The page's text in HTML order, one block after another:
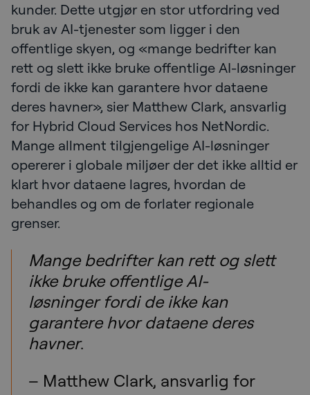
kunder. Dette utgjør en stor utfordring ved
bruk av AI-tjenester som ligger i den
offentlige skyen, og «mange bedrifter kan
rett og slett ikke bruke offentlige AI-løsninger
fordi de ikke kan garantere hvor dataene
deres havner», sier Matthew Clark, ansvarlig
for Hybrid Cloud Services hos NetNordic.
Mange allment tilgjengelige AI-løsninger
opererer i globale miljøer der det ikke alltid er
klart hvor dataene lagres, hvordan de
behandles og om de forlater regionale
grenser.
Mange bedrifter kan rett og slett
ikke bruke offentlige AI-
løsninger fordi de ikke kan
garantere hvor dataene deres
havner.
– Matthew Clark, ansvarlig for